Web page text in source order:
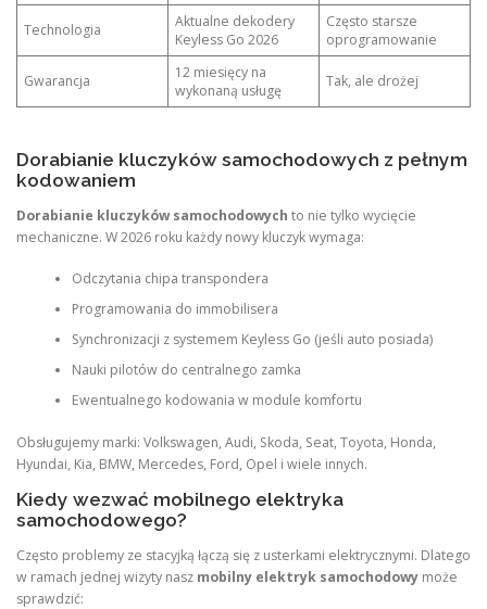
Technologia
Aktualne dekodery
Keyless Go 2026
Często starsze
oprogramowanie
Gwarancja
12 miesięcy na
wykonaną usługę
Tak, ale drożej
Dorabianie kluczyków samochodowych z pełnym
kodowaniem
Dorabianie kluczyków samochodowych to nie tylko wycięcie
mechaniczne. W 2026 roku każdy nowy kluczyk wymaga:
Odczytania chipa transpondera
Programowania do immobilisera
Synchronizacji z systemem Keyless Go (jeśli auto posiada)
Nauki pilotów do centralnego zamka
Ewentualnego kodowania w module komfortu
Obsługujemy marki: Volkswagen, Audi, Skoda, Seat, Toyota, Honda,
Hyundai, Kia, BMW, Mercedes, Ford, Opel i wiele innych.
Kiedy wezwać mobilnego elektryka
samochodowego?
Często problemy ze stacyjką łączą się z usterkami elektrycznymi. Dlatego
w ramach jednej wizyty nasz mobilny elektryk samochodowy może
sprawdzić: